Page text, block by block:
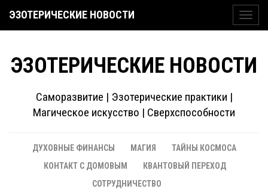
ЭЗОТЕРИЧЕСКИЕ НОВОСТИ
ЭЗОТЕРИЧЕСКИЕ НОВОСТИ
Саморазвитие | Эзотерические практики |
Магическое искусство | Сверхспособности
ДУХОВНЫЕ ФИНАНСЫ МАГИЯ
ТАЙНЫ КОСМОСА
КОНТАКТ С ДОМОВЫМ
КВАНТОВЫЙ ПЕРЕХОД
СОТРУДНИЧЕСТВО